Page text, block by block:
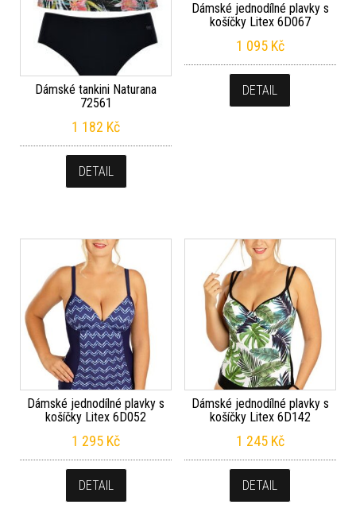
Dámské tankini Naturana
72561
1 182 Kč
DETAIL
Dámské jednodílné plavky s
košíčky Litex 6D067
1 095 Kč
DETAIL
Dámské jednodílné plavky s
košíčky Litex 6D052
1 295 Kč
DETAIL
Dámské jednodílné plavky s
košíčky Litex 6D142
1 245 Kč
DETAIL